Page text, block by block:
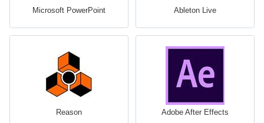
Microsoft PowerPoint Ableton Live
Reason Adobe After Effects